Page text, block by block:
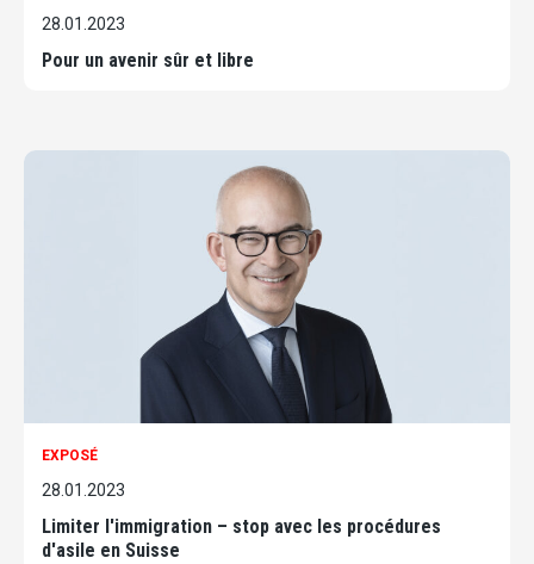
28.01.2023
Pour un avenir sûr et libre
EXPOSÉ
28.01.2023
Limiter l'immigration – stop avec les procédures
d'asile en Suisse